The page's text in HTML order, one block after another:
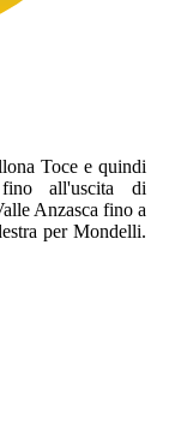
Toce e quindi
fino all'uscita di
Anzasca fino a
per Mondelli.